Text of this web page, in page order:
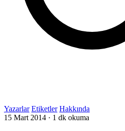
Yazarlar Etiketler Hakkında
15 Mart 2014 · 1 dk okuma